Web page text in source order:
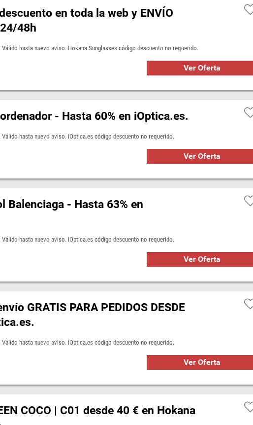
en toda la web y ENVÍO
48h
hasta nuevo aviso. Hokana Sunglasses código descuento no requerido.
Ver Oferta
- Hasta 60% en iOptica.es.
Válido hasta nuevo aviso. iOptica.es código descuento no requerido.
Ver Oferta
Balenciaga - Hasta 63% en
Válido hasta nuevo aviso. iOptica.es código descuento no requerido.
Ver Oferta
GRATIS PARA PEDIDOS DESDE
Válido hasta nuevo aviso. iOptica.es código descuento no requerido.
Ver Oferta
COCO | C01 desde 40 € en Hokana